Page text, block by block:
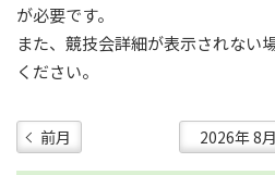
が必要です。
また、競技会詳細が表示されない
ください。
前月